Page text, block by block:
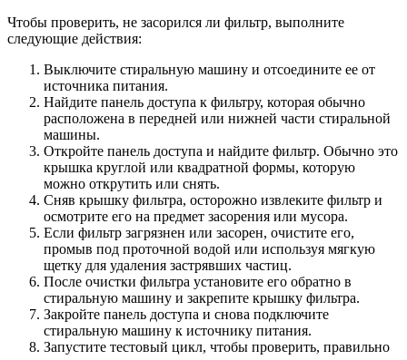
Чтобы проверить, не засорился ли фильтр, выполните
следующие действия:
Выключите стиральную машину и отсоедините ее от
источника питания.
Найдите панель доступа к фильтру, которая обычно
расположена в передней или нижней части стиральной
машины.
Откройте панель доступа и найдите фильтр. Обычно это
крышка круглой или квадратной формы, которую
можно открутить или снять.
Сняв крышку фильтра, осторожно извлеките фильтр и
осмотрите его на предмет засорения или мусора.
Если фильтр загрязнен или засорен, очистите его,
промыв под проточной водой или используя мягкую
щетку для удаления застрявших частиц.
После очистки фильтра установите его обратно в
стиральную машину и закрепите крышку фильтра.
Закройте панель доступа и снова подключите
стиральную машину к источнику питания.
Запустите тестовый цикл, чтобы проверить, правильно